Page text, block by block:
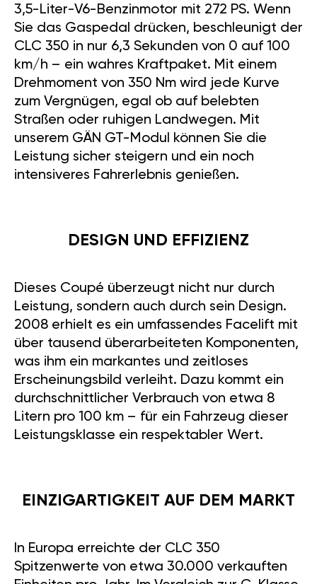
3,5-Liter-V6-Benzinmotor mit 272 PS. Wenn
Sie das Gaspedal drücken, beschleunigt der
CLC 350 in nur 6,3 Sekunden von 0 auf 100
km/h – ein wahres Kraftpaket. Mit einem
Drehmoment von 350 Nm wird jede Kurve
zum Vergnügen, egal ob auf belebten
Straßen oder ruhigen Landwegen. Mit
unserem GÄN GT-Modul können Sie die
Leistung sicher steigern und ein noch
intensiveres Fahrerlebnis genießen.
DESIGN UND EFFIZIENZ
Dieses Coupé überzeugt nicht nur durch
Leistung, sondern auch durch sein Design.
2008 erhielt es ein umfassendes Facelift mit
über tausend überarbeiteten Komponenten,
was ihm ein markantes und zeitloses
Erscheinungsbild verleiht. Dazu kommt ein
durchschnittlicher Verbrauch von etwa 8
Litern pro 100 km – für ein Fahrzeug dieser
Leistungsklasse ein respektabler Wert.
EINZIGARTIGKEIT AUF DEM MARKT
In Europa erreichte der CLC 350
Spitzenwerte von etwa 30.000 verkauften